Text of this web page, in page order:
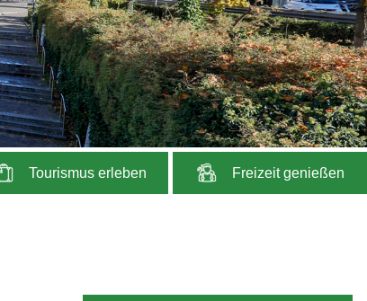
Tourismus erleben Freizeit genießen